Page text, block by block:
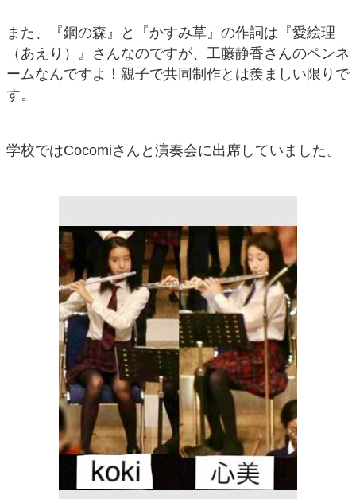
また、『鋼の森』と『かすみ草』の作詞は『愛絵理
（あえり）』さんなのですが、工藤静香さんのペンネ
ームなんですよ！親子で共同制作とは羨ましい限りで
す。
学校ではCocomiさんと演奏会に出席していました。